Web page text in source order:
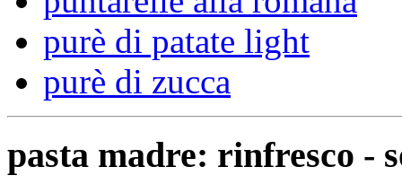
purè di patate light
purè di zucca
pasta madre: rinfresco -